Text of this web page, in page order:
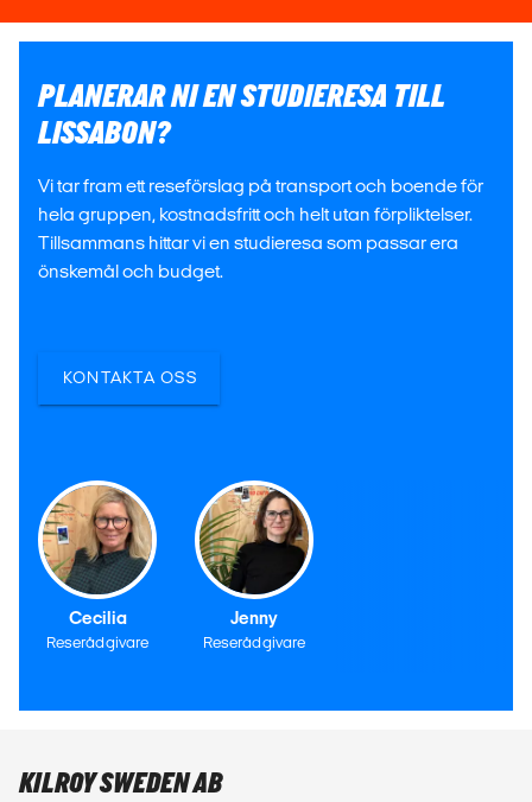
PLANERAR NI EN STUDIERESA TILL
LISSABON?
Vi tar fram ett reseförslag på transport och boende för
hela gruppen, kostnadsfritt och helt utan förpliktelser.
Tillsammans hittar vi en studieresa som passar era
önskemål och budget.
KONTAKTA OSS
Cecilia
Reserådgivare
Jenny
Reserådgivare
KILROY SWEDEN AB